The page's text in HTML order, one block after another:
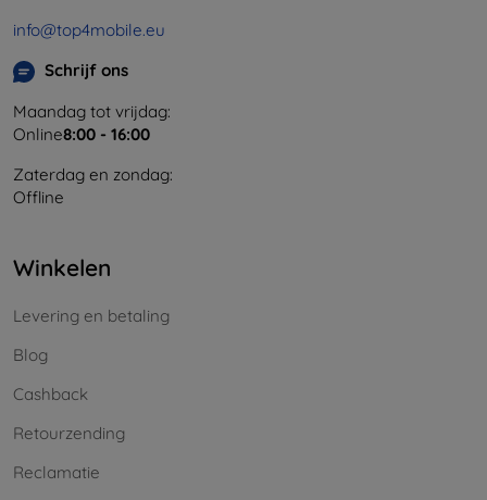
info@top4mobile.eu
Schrijf ons
Maandag tot vrijdag:
Online8:00 - 16:00
Zaterdag en zondag:
Offline
Winkelen
Levering en betaling
Blog
Cashback
Retourzending
Reclamatie